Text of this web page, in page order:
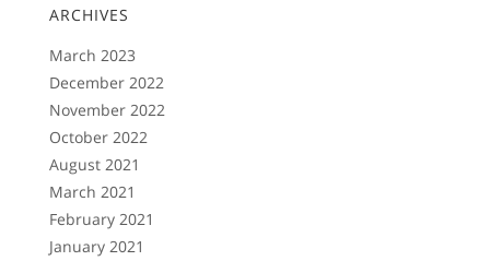
ARCHIVES
March 2023
December 2022
November 2022
October 2022
August 2021
March 2021
February 2021
January 2021